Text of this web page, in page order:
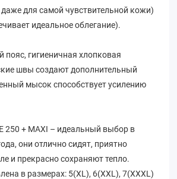
даже для самой чувствительной кожи)
идеальное облегание).
гигиеничная хлопковая
швы создают дополнительный
мысок способствует усилению
250 + MAXI – идеальный выбор в
они отлично сидят, приятно
и прекрасно сохраняют тепло.
в размерах: 5(XL), 6(XXL), 7(XXXL)